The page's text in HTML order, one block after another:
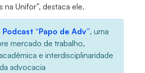
na Unifor”, destaca ele.
Podcast “Papo de Adv”, uma
mercado de trabalho,
e interdisciplinaridade
advocacia